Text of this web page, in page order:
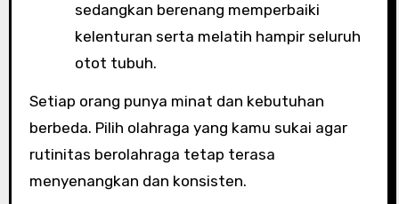
sedangkan berenang memperbaiki
kelenturan serta melatih hampir seluruh
otot tubuh.
Setiap orang punya minat dan kebutuhan
berbeda. Pilih olahraga yang kamu sukai agar
rutinitas berolahraga tetap terasa
menyenangkan dan konsisten.